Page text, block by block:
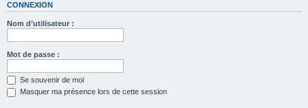
CONNEXION
Nom d’utilisateur :
Mot de passe :
Se souvenir de moi
Masquer ma présence lors de cette session